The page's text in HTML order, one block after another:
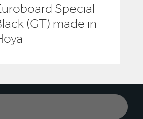
Special
(GT) made in